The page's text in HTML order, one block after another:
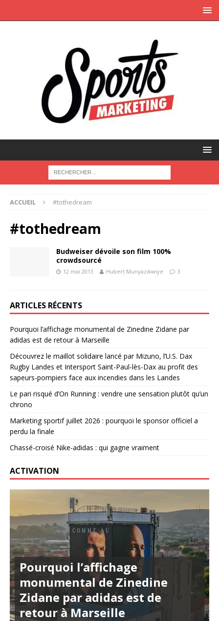
ACCUEIL #tothedream
#tothedream
Budweiser dévoile son film 100%
crowdsourcé
12 mai 2013 Hubert Munyazikwiye 3
ARTICLES RÉCENTS
Pourquoi l’affichage monumental de Zinedine Zidane par
adidas est de retour à Marseille
Découvrez le maillot solidaire lancé par Mizuno, l’U.S. Dax
Rugby Landes et Intersport Saint-Paul-lès-Dax au profit des
sapeurs-pompiers face aux incendies dans les Landes
Le pari risqué d’On Running : vendre une sensation plutôt qu’un
chrono
Marketing sportif juillet 2026 : pourquoi le sponsor officiel a
perdu la finale
Chassé-croisé Nike-adidas : qui gagne vraiment
ACTIVATION
Pourquoi l’affichage
monumental de Zinedine
Zidane par adidas est de
retour à Marseille